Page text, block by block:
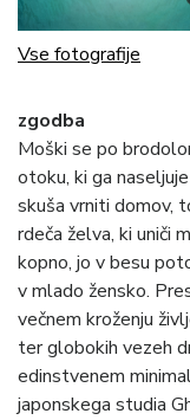
Vse fotografije
zgodba
Moški se po
otoku, ki ga
skuša vrniti domov,
rdeča želva, ki uniči
kopno, jo v besu
v mlado žensko.
večnem kroženju
ter globokih vezeh
edinstvenem
japonskega studia